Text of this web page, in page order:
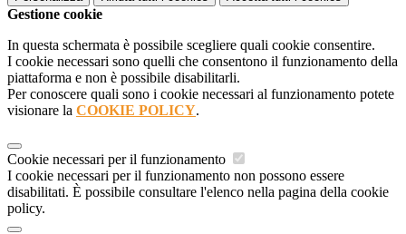
Gestione cookie
In questa schermata è possibile scegliere quali cookie consentire.
I cookie necessari sono quelli che consentono il funzionamento della
piattaforma e non è possibile disabilitarli.
Per conoscere quali sono i cookie necessari al funzionamento potete
visionare la COOKIE POLICY.
Cookie necessari per il funzionamento
I cookie necessari per il funzionamento non possono essere
disabilitati. È possibile consultare l'elenco nella pagina della cookie
policy.